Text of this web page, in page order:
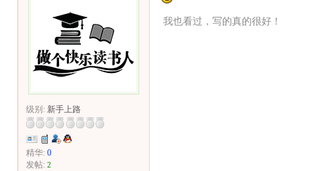
级别: 新手上路
精华: 0
发帖: 2
我也看过，写的真的很好！